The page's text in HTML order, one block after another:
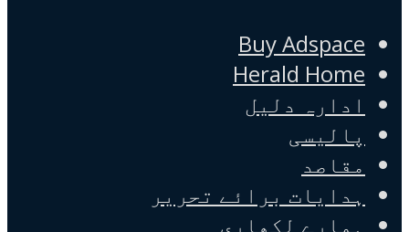
Buy Adspace
Herald Home
ادارہ دلیل
پالیسی
مقاصد
ہدایات برائے تحریر
ہمارے لکھاری